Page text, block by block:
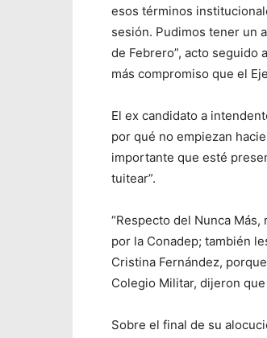
esos términos
sesión. Pudimos tener un
de Febrero”, acto seguido
más compromiso que el
El ex candidato a
por qué no empiezan
importante que esté
tuitear”.
“Respecto del Nunca
por la Conadep; también
Cristina Fernández,
Colegio Militar, dijeron
Sobre el final de su